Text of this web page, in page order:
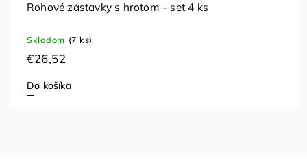
skóre otočný 0-30
dodanie 14-21 dní